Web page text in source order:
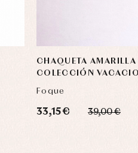
CHAQUETA AMARILLA
COLECCIÓN
Foque
33,15 € 39,00 €